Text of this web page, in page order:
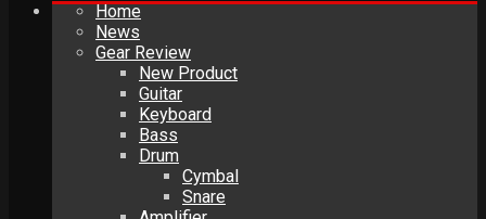
Home
News
Gear Review
New Product
Guitar
Keyboard
Bass
Drum
Cymbal
Snare